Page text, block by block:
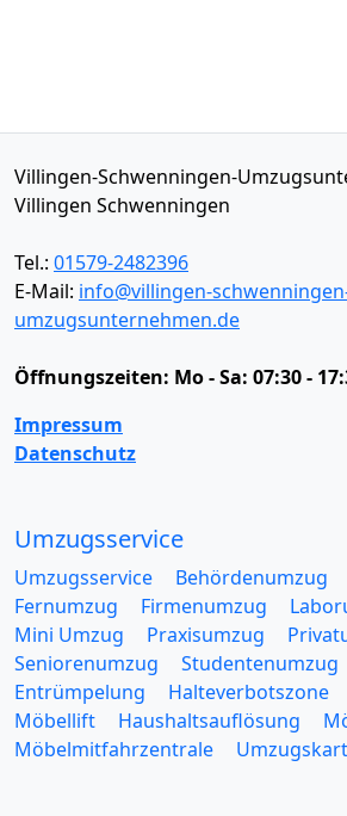
Villingen-Schwenningen-
Villingen Schwenningen
Tel.: 01579-2482396
E-Mail: info@villingen-
umzugsunternehmen.de
Öffnungszeiten: Mo - Sa: 07:30 -
Impressum
Datenschutz
Umzugsservice
Umzugsservice Behördenumzug
Fernumzug
Firmenumzug
Mini Umzug
Praxisumzug
Seniorenumzug
Studentenumzug
Entrümpelung
Halteverbotszone
Möbellift
Haushaltsauflösung
Möbelmitfahrzentrale